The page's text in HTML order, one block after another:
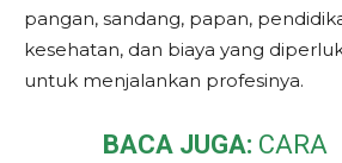
pangan, sandang, papan,
kesehatan, dan biaya yang
untuk menjalankan profesinya.
BACA JUGA: CARA